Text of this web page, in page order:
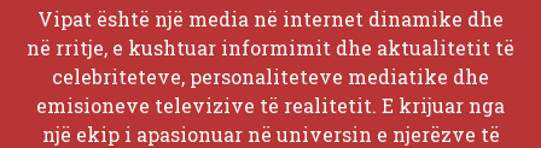
Vipat është një media në internet dinamike dhe
në rritje, e kushtuar informimit dhe aktualitetit të
celebriteteve, personaliteteve mediatike dhe
emisioneve televizive të realitetit. E krijuar nga
një ekip i apasionuar në universin e njerëzve të